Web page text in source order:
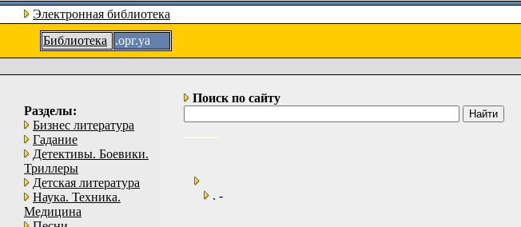
Электронная библиотека
Библиотека
.орг.уа
Разделы:
Бизнес литература
Гадание
Детективы. Боевики.
Триллеры
Детская литература
Наука. Техника.
Медицина
Поиск по сайту
. -